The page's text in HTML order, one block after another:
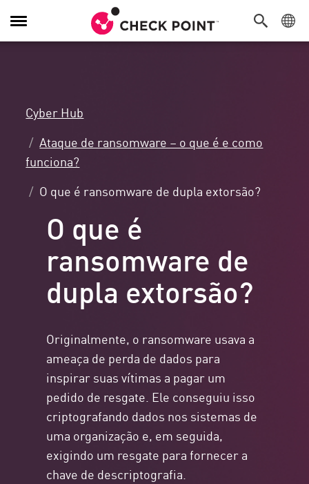
Alternar
navegação
Cyber Hub
Ataque de ransomware – o que é e como
funciona?
O que é ransomware de dupla extorsão?
O que é
ransomware de
dupla extorsão?
Originalmente, o ransomware usava a
ameaça de perda de dados para
inspirar suas vítimas a pagar um
pedido de resgate. Ele conseguiu isso
criptografando dados nos sistemas de
uma organização e, em seguida,
exigindo um resgate para fornecer a
chave de descriptografia.